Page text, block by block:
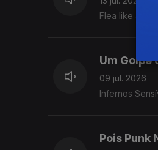
Flea like and
Um Golpe
09 jul. 2026
Infernos
Pois Punk